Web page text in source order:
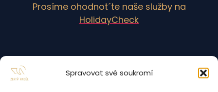
Spravovat své soukromí
Prosíme ohodnot´te naše služby na
HolidayCheck